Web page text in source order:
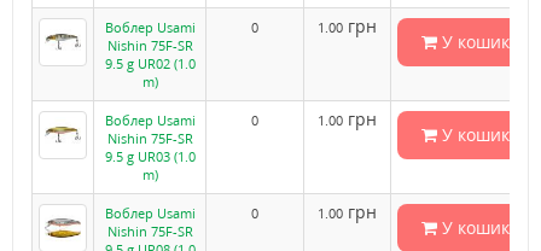
Воблер Usami
Nishin 75F-SR
9.5 g UR02 (1.0
m)
0 1.00 грн
У кошик
Воблер Usami
Nishin 75F-SR
9.5 g UR03 (1.0
m)
0 1.00 грн
У кошик
Воблер Usami
Nishin 75F-SR
0 1.00 грн
У кошик